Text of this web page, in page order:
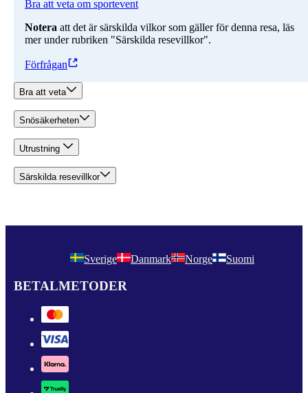
Bra att veta om sportevent
Notera att det är särskilda vilkor som gäller för denna resa, läs
mer under rubriken "Särskilda resevillkor".
Förfrågan
Bra att veta
Snösäkerheten
Utrustning
Särskilda resevillkor
Sverige Danmark Norge Suomi
BETALMETODER